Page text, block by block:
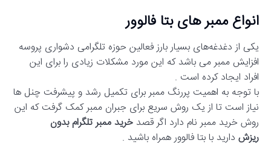
انواع ممبر های بتا فالوور
یکی از دغدغه‌های بسیار بارز فعالین حوزه تلگرامی دشواری پروسه
افزایش ممبر می باشد که این مورد مشکلات زیادی را برای این
افراد ایجاد کرده است .
با توجه به اهمیت پررنگ ممبر برای تکمیل رشد و پیشرفت چنل ها
نیاز است تا از یک روش سریع برای جبران ممبر کمک گرفت که این
روش خرید ممبر نام دارد اگر قصد خرید ممبر تلگرام بدون
ریزش دارید با بتا فالوور همراه باشید .